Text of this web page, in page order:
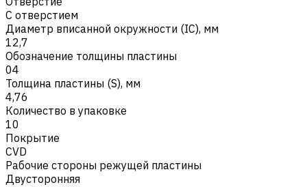
С отверстием
Диаметр вписанной окружности (IC), мм
12,7
Обозначение толщины пластины
04
Толщина пластины (S), мм
4,76
Количество в упаковке
10
Покрытие
CVD
Рабочие стороны режущей пластины
Двусторонняя